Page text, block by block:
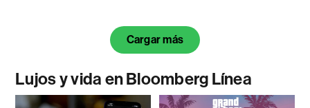
Cargar más
Lujos y vida en Bloomberg Línea